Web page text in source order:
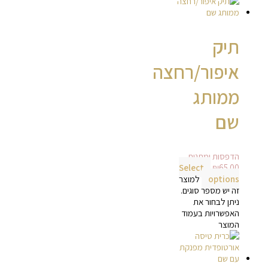
תיק
איפור/רחצה
ממותג
שם
הדפסות ומתנות
₪65.00
Select
options
למוצר
זה יש מספר סוגים.
ניתן לבחור את
האפשרויות בעמוד
המוצר